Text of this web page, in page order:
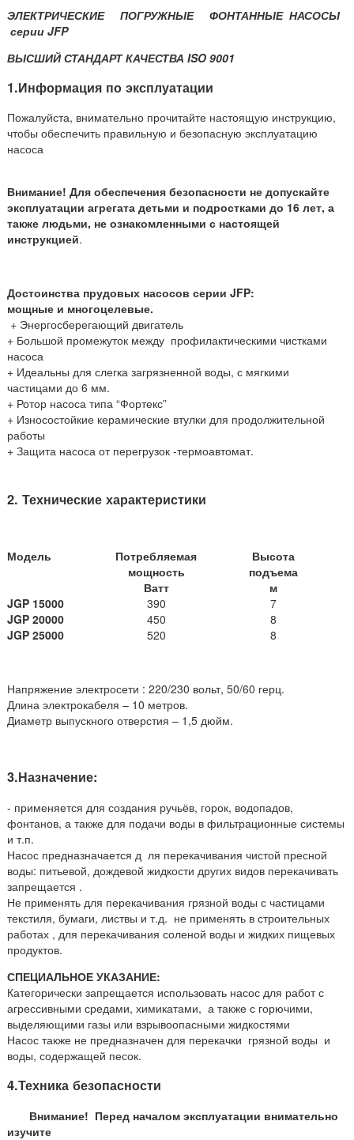
ЭЛЕКТРИЧЕСКИЕ ПОГРУЖНЫЕ ФОНТАННЫЕ НАСОСЫ
серии JFP
ВЫСШИЙ СТАНДАРТ КАЧЕСТВА ISO 9001
1.Информация по эксплуатации
Пожалуйста, внимательно прочитайте настоящую инструкцию,
чтобы обеспечить правильную и безопасную эксплуатацию
насоса
Внимание! Для обеспечения безопасности не допускайте
эксплуатации агрегата детьми и подростками до 16 лет, а
также людьми, не ознакомленными с настоящей
инструкцией.
Достоинства прудовых насосов серии JFP:
мощные и многоцелевые.
+ Энергосберегающий двигатель
+ Большой промежуток между профилактическими чистками
насоса
+ Идеальны для слегка загрязненной воды, с мягкими
частицами до 6 мм.
+ Ротор насоса типа “Фортекс”
+ Износостойкие керамические втулки для продолжительной
работы
+ Защита насоса от перегрузок -термоавтомат.
2. Технические характеристики
Модель Потребляемая Высота
мощность
подъема
Ватт
м
JGP 15000 390
7
JGP 20000 450
8
JGP 25000 520 8
Напряжение электросети : 220/230 вольт, 50/60 герц.
Длина электрокабеля – 10 метров.
Диаметр выпускного отверстия – 1,5 дюйм.
3.Назначение:
- применяется для создания ручьёв, горок, водопадов,
фонтанов, а также для подачи воды в фильтрационные системы
и т.п.
Насос предназначается д ля перекачивания чистой пресной
воды: питьевой, дождевой жидкости других видов перекачивать
запрещается .
Не применять для перекачивания грязной воды с частицами
текстиля, бумаги, листвы и т.д. не применять в строительных
работах , для перекачивания соленой воды и жидких пищевых
продуктов.
СПЕЦИАЛЬНОЕ УКАЗАНИЕ:
Категорически запрещается использовать насос для работ с
агрессивными средами, химикатами, а также с горючими,
выделяющими газы или взрывоопасными жидкостями
Насос также не предназначен для перекачки грязной воды и
воды, содержащей песок.
4.Техника безопасности
Внимание! Перед началом эксплуатации внимательно
изучите